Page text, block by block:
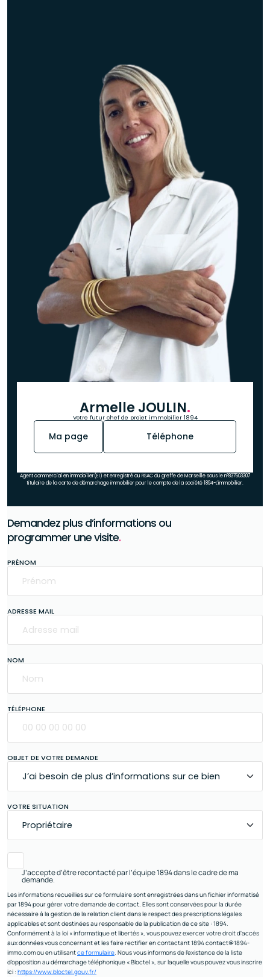
Armelle JOULIN.
Votre futur chef de projet immobilier 1894
Ma page Téléphone
Agent commercial en immobilier(EI) et enregistré au RSAC du greffe de Marseille sous le n°837603307
titulaire de la carte de démarchage immobilier pour le compte de la société 1894-L'immobilier.
Demandez plus d’informations ou
programmer une visite.
PRÉNOM
ADRESSE MAIL
NOM
TÉLÉPHONE
OBJET DE VOTRE DEMANDE
VOTRE SITUATION
J’accepte d’être recontacté par l’équipe 1894 dans le cadre de ma
demande.
Les informations recueillies sur ce formulaire sont enregistrées dans un fichier informatisé
par 1894 pour gérer votre demande de contact. Elles sont conservées pour la durée
nécessaire à la gestion de la relation client dans le respect des prescriptions légales
applicables et sont destinées au responsable de la publication de ce site : 1894.
Conformément à la loi « informatique et libertés », vous pouvez exercer votre droit d'accès
aux données vous concernant et les faire rectifier en contactant 1894 contact@1894-
immo.com ou en utilisantce formulaire. Nous vous informons de l’existence de la liste
d'opposition au démarchage téléphonique « Bloctel », sur laquelle vous pouvez vous inscrire
ici : https://www.bloctel.gouv.fr/